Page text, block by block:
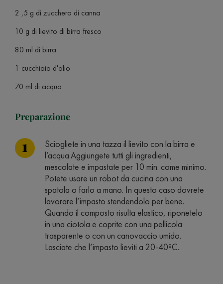
2 ,5 g di zucchero di canna
10 g di lievito di birra fresco
80 ml di birra
1 cucchiaio d'olio
70 ml di acqua
Preparazione
Sciogliete in una tazza il lievito con la birra e
l’acqua.Aggiungete tutti gli ingredienti,
mescolate e impastate per 10 min. come minimo.
Potete usare un robot da cucina con una
spatola o farlo a mano. In questo caso dovrete
lavorare l’impasto stendendolo per bene.
Quando il composto risulta elastico, riponetelo
in una ciotola e coprite con una pellicola
trasparente o con un canovaccio umido.
Lasciate che l’impasto lieviti a 20-40ºC.